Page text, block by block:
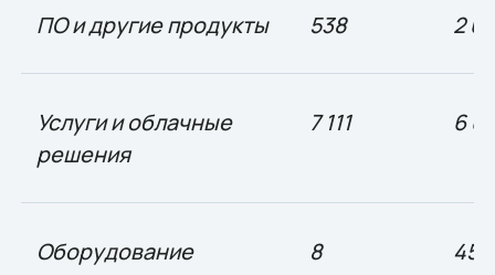
ПО и другие продукты 538 2
Услуги и облачные
решения
7 111 6
Оборудование 8 455